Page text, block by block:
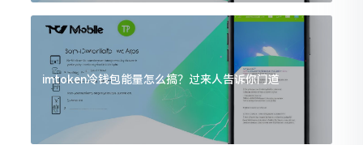
imtoken冷钱包能量怎么搞？过来人告诉你门道